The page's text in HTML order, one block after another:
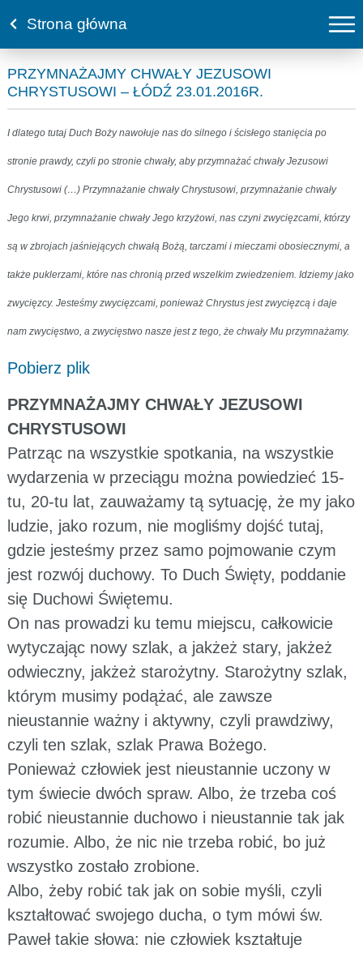
Strona główna
PRZYMNAŻAJMY CHWAŁY JEZUSOWI
CHRYSTUSOWI – ŁÓDŹ 23.01.2016R.
I dlatego tutaj Duch Boży nawołuje nas do silnego i ścisłego stanięcia po
stronie prawdy, czyli po stronie chwały, aby przymnażać chwały Jezusowi
Chrystusowi (…) Przymnażanie chwały Chrystusowi, przymnażanie chwały
Jego krwi, przymnażanie chwały Jego krzyżowi, nas czyni zwycięzcami, którzy
są w zbrojach jaśniejących chwałą Bożą, tarczami i mieczami obosiecznymi, a
także puklerzami, które nas chronią przed wszelkim zwiedzeniem. Idziemy jako
zwycięzcy. Jesteśmy zwycięzcami, ponieważ Chrystus jest zwycięzcą i daje
nam zwycięstwo, a zwycięstwo nasze jest z tego, że chwały Mu przymnażamy.
Pobierz plik
PRZYMNAŻAJMY CHWAŁY JEZUSOWI
CHRYSTUSOWI
Patrząc na wszystkie spotkania, na wszystkie
wydarzenia w przeciągu można powiedzieć 15-
tu, 20-tu lat, zauważamy tą sytuację, że my jako
ludzie, jako rozum, nie mogliśmy dojść tutaj,
gdzie jesteśmy przez samo pojmowanie czym
jest rozwój duchowy. To Duch Święty, poddanie
się Duchowi Świętemu.
On nas prowadzi ku temu miejscu, całkowicie
wytyczając nowy szlak, a jakżeż stary, jakżeż
odwieczny, jakżeż starożytny. Starożytny szlak,
którym musimy podążać, ale zawsze
nieustannie ważny i aktywny, czyli prawdziwy,
czyli ten szlak, szlak Prawa Bożego.
Ponieważ człowiek jest nieustannie uczony w
tym świecie dwóch spraw. Albo, że trzeba coś
robić nieustannie duchowo i nieustannie tak jak
rozumie. Albo, że nic nie trzeba robić, bo już
wszystko zostało zrobione.
Albo, żeby robić tak jak on sobie myśli, czyli
kształtować swojego ducha, o tym mówi św.
Paweł takie słowa: nie człowiek kształtuje